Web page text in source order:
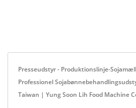
Presseudstyr - Produktionslinje-
Professionel
Taiwan | Yung Soon Lih Food Machine